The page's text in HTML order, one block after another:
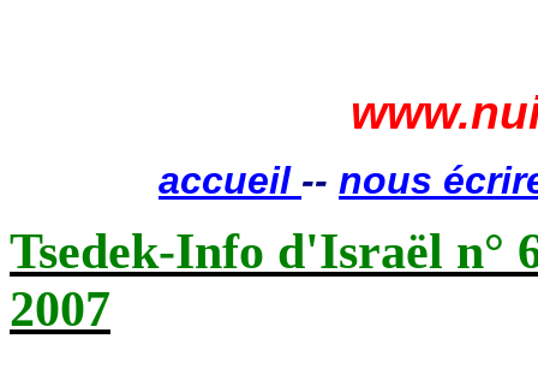
accueil -- nous
Tsedek-Info d'Israël n°
2007